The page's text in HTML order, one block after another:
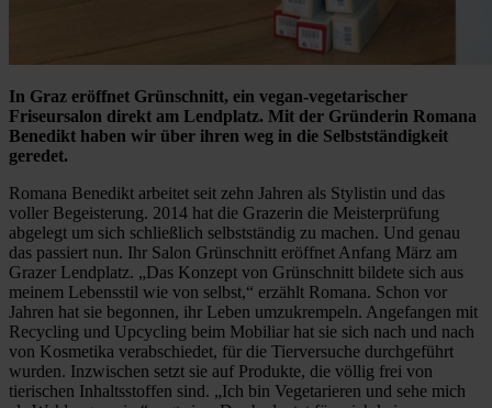
In Graz eröffnet Grünschnitt, ein vegan-vegetarischer
Friseursalon direkt am Lendplatz. Mit der Gründerin Romana
Benedikt haben wir über ihren weg in die Selbstständigkeit
geredet.
Romana Benedikt arbeitet seit zehn Jahren als Stylistin und das
voller Begeisterung. 2014 hat die Grazerin die Meisterprüfung
abgelegt um sich schließlich selbstständig zu machen. Und genau
das passiert nun. Ihr Salon Grünschnitt eröffnet Anfang März am
Grazer Lendplatz. „Das Konzept von Grünschnitt bildete sich aus
meinem Lebensstil wie von selbst,“ erzählt Romana. Schon vor
Jahren hat sie begonnen, ihr Leben umzukrempeln. Angefangen mit
Recycling und Upcycling beim Mobiliar hat sie sich nach und nach
von Kosmetika verabschiedet, für die Tierversuche durchgeführt
wurden. Inzwischen setzt sie auf Produkte, die völlig frei von
tierischen Inhaltsstoffen sind. „Ich bin Vegetarieren und sehe mich